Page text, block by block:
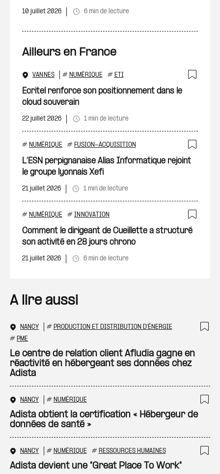
10 juillet 2026 6 min de lecture
Ailleurs en France
VANNES # NUMÉRIQUE # ETI
Ecritel renforce son positionnement dans le
cloud souverain
22 juillet 2026 1 min de lecture
# NUMÉRIQUE # FUSION-ACQUISITION
L’ESN perpignanaise Alias Informatique rejoint
le groupe lyonnais Xefi
21 juillet 2026 1 min de lecture
# NUMÉRIQUE # INNOVATION
Comment le dirigeant de Cueillette a structuré
son activité en 28 jours chrono
21 juillet 2026 6 min de lecture
A lire aussi
NANCY # PRODUCTION ET DISTRIBUTION D'ÉNERGIE
# PME
Le centre de relation client Afludia gagne en
réactivité en hébergeant ses données chez
Adista
NANCY # NUMÉRIQUE
Adista obtient la certification « Hébergeur de
données de santé »
NANCY # NUMÉRIQUE # RESSOURCES HUMAINES
Adista devient une "Great Place To Work"